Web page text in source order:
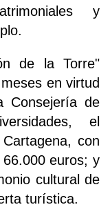
y
de la Torre"
en virtud
Consejería de
el
con
euros; y
cultural de
turística.